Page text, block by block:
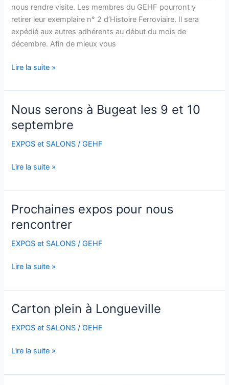
nous rendre visite. Les membres du GEHF pourront y
retirer leur exemplaire n° 2 d’Histoire Ferroviaire. Il sera
expédié aux autres adhérents au début du mois de
décembre. Afin de mieux vous
25-
Lire la suite »
Nous serons à Bugeat les 9 et 10
septembre
EXPOS et SALONS /GEHF
Nous
serons
à
Bugeat
9
10
septembre
Lire la suite »
Prochaines expos pour nous
rencontrer
EXPOS et SALONS /GEHF
Prochaines
expos
pour
nous
Lire la suite »
Carton plein à Longueville
EXPOS et SALONS /GEHF
Carton
à
Lire la suite »